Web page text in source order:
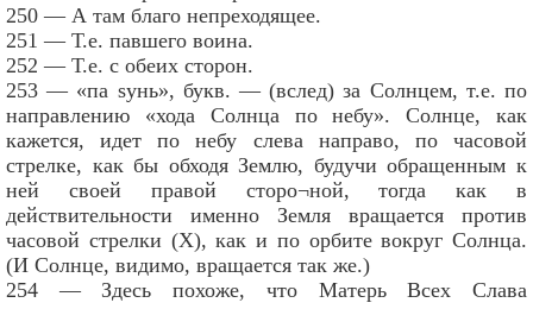
250 — А там благо непреходящее.
251 — Т.е. павшего воина.
252 — Т.е. с обеих сторон.
253 — «па sунь», букв. — (вслед) за Солнцем, т.е. по
направлению «хода Солнца по небу». Солнце, как
кажется, идет по небу слева направо, по часовой
стрелке, как бы обходя Землю, будучи обращенным к
ней своей правой сторо¬ной, тогда как в
действительности именно Земля вращается против
часовой стрелки (X), как и по орбите вокруг Солнца.
(И Солнце, видимо, вращается так же.)
254 — Здесь похоже, что Матерь Всех Слава